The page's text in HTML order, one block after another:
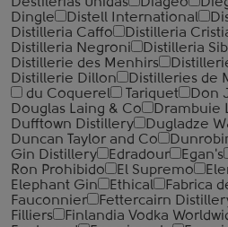
Dingle
Distell International
Distilleria Caffo
Distilleria
Distilleria Negroni
Distilleria
Distillerie des Menhirs
Distillerie Dillon
Distilleries de
du Coquerel
Tariquet Don
Douglas Laing & Co
Drambuie
Dufftown Distillery
Dugladze
Duncan Taylor and Co
Gin Distillery
Edradour Egan's
Ron Prohibido
El Supremo
Elephant Gin
Ethical
Fabrica
Fauconnier
Fettercairn
Filliers
Finlandia Vodka